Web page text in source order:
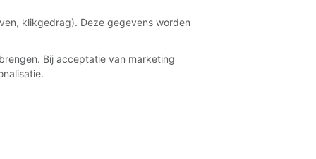
klikgedrag). Deze gegevens worden
Bij acceptatie van marketing